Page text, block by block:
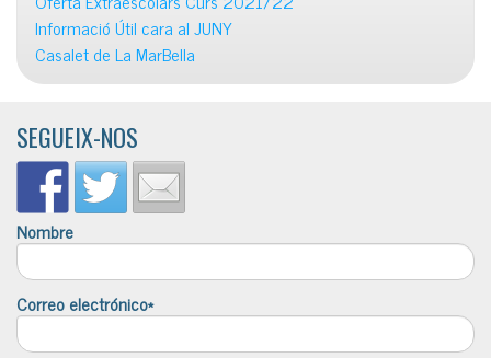
Informació Útil cara al JUNY
Casalet de La MarBella
SEGUEIX-NOS
Nombre
Correo electrónico*